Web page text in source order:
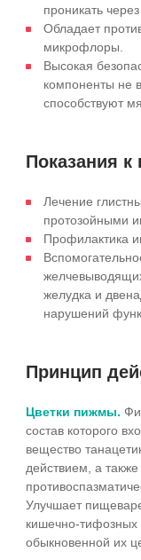
проникать
Обладает
микрофлоры.
Высокая
компоненты не
способствуют
Показания
Лечение
протозойными
Профилактика
желудка и
нарушений
Принцип
Цветки пижмы.
состав которого
вещество
действием, а
Улучшает
кишечно-тифозных
обыкновенной их